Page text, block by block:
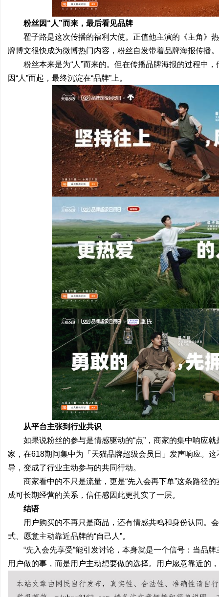
粉丝因“人”而来，最后看见品牌
翟子路是这次传播的福利大使。正值他主演的《主角》
牌博文很快成为微博热门内容，粉丝自发带着品牌海报传播。
粉丝本来是为“人”而来的。但在传播品牌海报的过程中
因“人”而起，最终沉淀在“品牌”上。
从平台主张到行业共识
如果说粉丝的参与是情感驱动的“点”，商家的集中响应
家，在618期间集中为「天猫品牌超级会员日」发声响应。
导，变成了行业主动参与的共同行动。
商家看中的不只是流量，更是“先入会再下单”这条路
成可长期经营的关系，信任感因此更扎实了一层。
结语
用户购买的不再只是商品，还有情感共鸣和身份认同。
式、愿意主动靠近品牌的“自己人”。
“先入会先享受”能引发讨论，本身就是一个信号：当品
用户做的事，而是用户主动想要做的选择。用户愿意靠近的